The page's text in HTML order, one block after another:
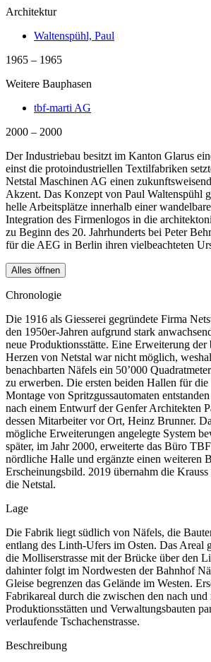
Architektur
Waltenspühl, Paul
1965 – 1965
Weitere Bauphasen
tbf-marti AG
2000 – 2000
Der Industriebau besitzt im Kanton Glarus
einst die protoindustriellen Textilfabriken
Netstal Maschinen AG einen
Akzent. Das Konzept von Paul Waltenspühl
helle Arbeitsplätze innerhalb einer
Integration des Firmenlogos in die
zu Beginn des 20. Jahrhunderts bei Peter
für die AEG in Berlin ihren vielbeachteten
Alles öffnen
Chronologie
Die 1916 als Giesserei gegründete Firma
den 1950er-Jahren aufgrund stark
neue Produktionsstätte. Eine Erweiterung der
Herzen von Netstal war nicht möglich,
benachbarten Näfels ein 50’000
zu erwerben. Die ersten beiden Hallen für
Montage von Spritzgussautomaten
nach einem Entwurf der Genfer Architekten
dessen Mitarbeiter vor Ort, Heinz Brunner.
mögliche Erweiterungen angelegte System
später, im Jahr 2000, erweiterte das Büro
nördliche Halle und ergänzte einen weiteren
Erscheinungsbild. 2019 übernahm die
die Netstal.
Lage
Die Fabrik liegt südlich von Näfels, die
entlang des Linth-Ufers im Osten. Das Areal
die Molliserstrasse mit der Brücke über den
dahinter folgt im Nordwesten der Bahnhof
Gleise begrenzen das Gelände im Westen.
Fabrikareal durch die zwischen den nach und
Produktionsstätten und Verwaltungsbauten
verlaufende Tschachenstrasse.
Beschreibung